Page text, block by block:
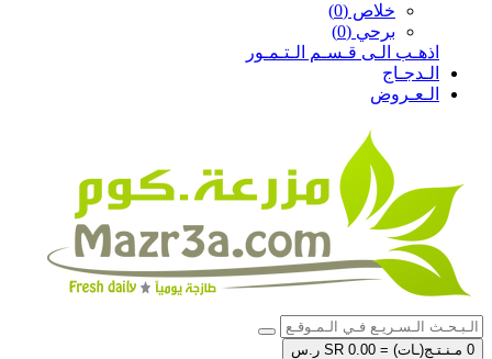
خلاص (0)
برحي (0)
اذهـب الـى قـسـم الـتـمـور
الـدجـاج
الـعـروض
0 مـنـتـج(ـات) = SR 0.00 ر.س